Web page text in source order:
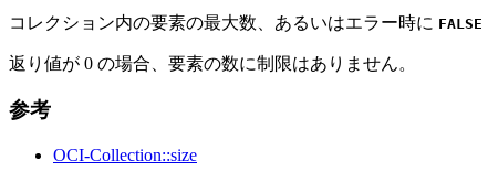
コレクション内の要素の最大数、あるいはエラー時に FALSE
返り値が 0 の場合、要素の数に制限はありません。
参考
OCI-Collection::size